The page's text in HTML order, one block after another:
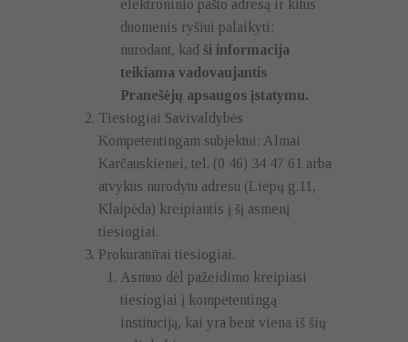
elektroninio pašto adresą ir kitus
duomenis ryšiui palaikyti;
nurodant, kad ši informacija
teikiama vadovaujantis
Pranešėjų apsaugos įstatymu.
Tiesiogiai Savivaldybės
Kompetentingam subjektui: Almai
Karčauskienei, tel. (0 46) 34 47 61 arba
atvykus nurodytu adresu (Liepų g.11,
Klaipėda) kreipiantis į šį asmenį
tiesiogiai.
Prokuratūrai tiesiogiai.
Asmuo dėl pažeidimo kreipiasi
tiesiogiai į kompetentingą
instituciją, kai yra bent viena iš šių